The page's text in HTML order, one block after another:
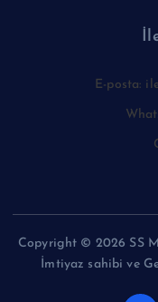
E-posta:
Copyright © 2026 SS
İmtiyaz sahibi ve